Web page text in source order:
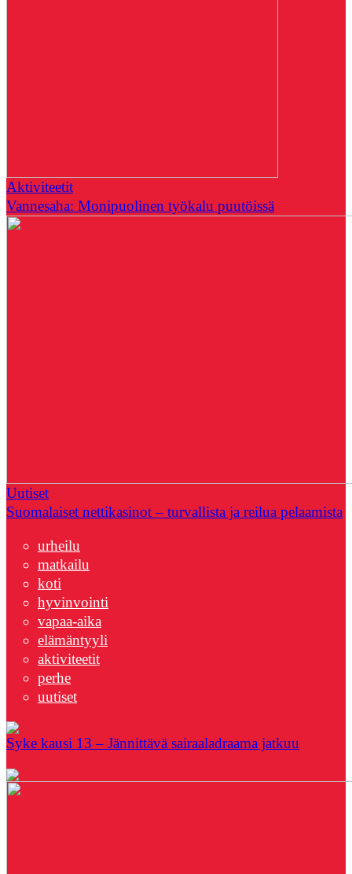
Aktiviteetit
Vannesaha: Monipuolinen työkalu puutöissä
Uutiset
Suomalaiset nettikasinot – turvallista ja reilua pelaamista
urheilu
matkailu
koti
hyvinvointi
vapaa-aika
elämäntyyli
aktiviteetit
perhe
uutiset
Syke kausi 13 – Jännittävä sairaaladraama jatkuu